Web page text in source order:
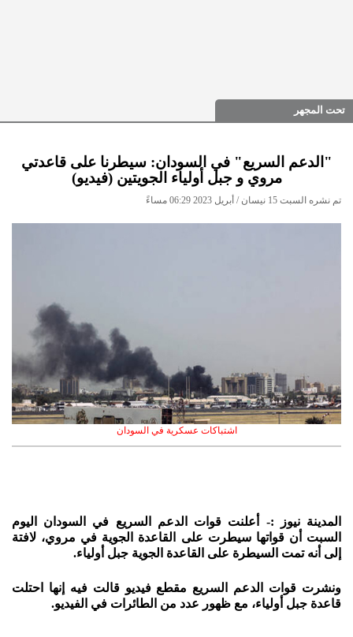
تحت المجهر
"الدعم السريع" في السودان: سيطرنا على قاعدتي
مروي و جبل أولياء الجويتين (فيديو)
تم نشره السبت 15 نيسان / أبريل 2023 06:29 مساءً
اشتباكات عسكرية في السودان
المدينة نيوز :- أعلنت قوات الدعم السريع في السودان اليوم
السبت أن قواتها سيطرت على القاعدة الجوية في مروي، لافتة
إلى أنه تمت السيطرة على القاعدة الجوية جبل أولياء.
ونشرت قوات الدعم السريع مقطع فيديو قالت فيه إنها احتلت
قاعدة جبل أولياء، مع ظهور عدد من الطائرات في الفيديو.